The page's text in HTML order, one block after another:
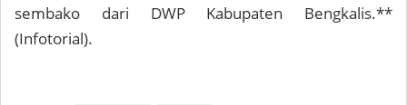
sembako dari DWP Kabupaten Bengkalis.**
(Infotorial).